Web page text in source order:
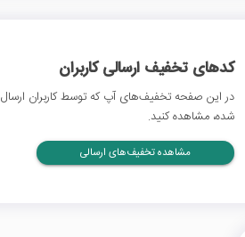
کدهای تخفیف ارسالی کاربران
در این صفحه تخفیف‌های آپ که توسط کاربران ارسال
شده، مشاهده کنید.
مشاهده تخفیف‌های ارسالی